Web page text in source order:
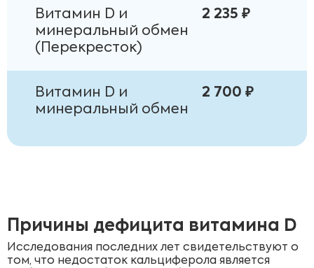
Витамин D и
минеральный обмен
(Перекресток)
2 235 ₽
Витамин D и
минеральный обмен
2 700 ₽
Причины дефицита витамина D
Исследования последних лет свидетельствуют о
том, что недостаток кальциферола является